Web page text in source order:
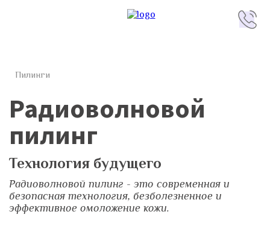
Пилинги
Радиоволновой
пилинг
Технология будущего
Радиоволновой пилинг - это современная и
безопасная технология, безболезненное и
эффективное омоложение кожи.